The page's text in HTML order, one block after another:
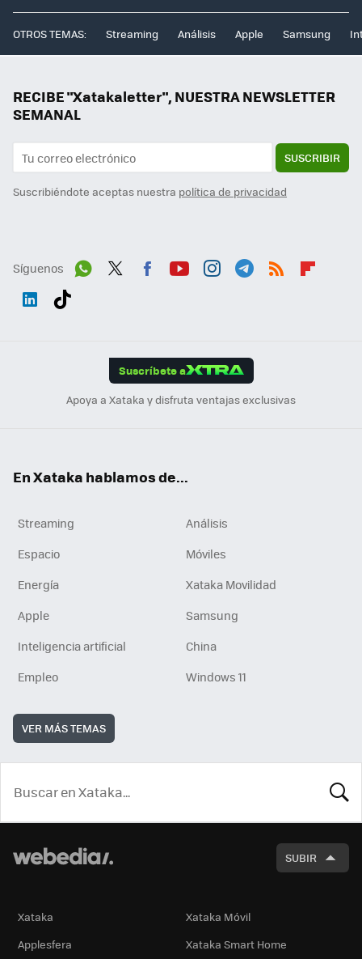
OTROS TEMAS: Streaming Análisis Apple Samsung
RECIBE "Xatakaletter", NUESTRA NEWSLETTER
SEMANAL
SUSCRIBIR
Suscribiéndote aceptas nuestra política de privacidad
Síguenos
Suscríbete a
Apoya a Xataka y disfruta ventajas exclusivas
En Xataka hablamos de...
Streaming
Análisis
Espacio
Móviles
Energía
Xataka Movilidad
Apple
Samsung
Inteligencia artificial
China
Empleo
Windows 11
VER MÁS TEMAS
SUBIR
Xataka
Xataka Móvil
Applesfera
Xataka Smart Home